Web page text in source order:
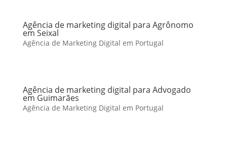
Agência de marketing digital para Agrônomo
em Seixal
Agência de Marketing Digital em Portugal
Agência de marketing digital para Advogado
em Guimarães
Agência de Marketing Digital em Portugal